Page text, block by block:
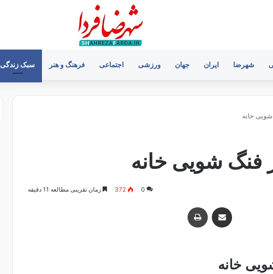
شهرضا ایران جهان ورزشی اجتماعی فرهنگ و هنر سبک زندگی
خانه
فنگ شویی خانه
0
372 زمان تقریبی مطالعه 11 دقیقه
خانه